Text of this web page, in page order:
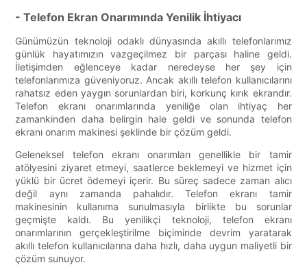
- Telefon Ekran Onarımında Yenilik İhtiyacı
Günümüzün teknoloji odaklı dünyasında akıllı telefonlarımız
günlük hayatımızın vazgeçilmez bir parçası haline geldi.
İletişimden eğlenceye kadar neredeyse her şey için
telefonlarımıza güveniyoruz. Ancak akıllı telefon kullanıcılarını
rahatsız eden yaygın sorunlardan biri, korkunç kırık ekrandır.
Telefon ekranı onarımlarında yeniliğe olan ihtiyaç her
zamankinden daha belirgin hale geldi ve sonunda telefon
ekranı onarım makinesi şeklinde bir çözüm geldi.
Geleneksel telefon ekranı onarımları genellikle bir tamir
atölyesini ziyaret etmeyi, saatlerce beklemeyi ve hizmet için
yüklü bir ücret ödemeyi içerir. Bu süreç sadece zaman alıcı
değil aynı zamanda pahalıdır. Telefon ekranı tamir
makinesinin kullanıma sunulmasıyla birlikte bu sorunlar
geçmişte kaldı. Bu yenilikçi teknoloji, telefon ekranı
onarımlarının gerçekleştirilme biçiminde devrim yaratarak
akıllı telefon kullanıcılarına daha hızlı, daha uygun maliyetli bir
çözüm sunuyor.